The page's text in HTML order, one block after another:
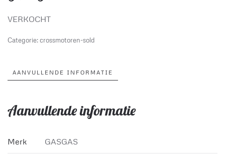
VERKOCHT
Categorie:crossmotoren-sold
AANVULLENDE INFORMATIE
Aanvullende informatie
Merk GASGAS